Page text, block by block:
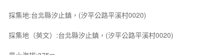
採集地:台北縣汐止鎮，(汐平公路平溪村0020)
採集地（英文）:台北縣汐止鎮，(汐平公路平溪村0020)